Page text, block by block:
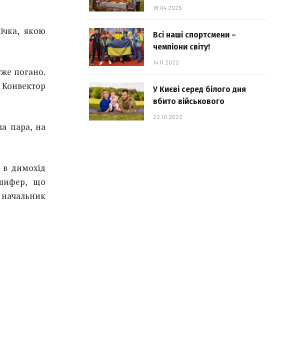
якою
погано.
пара, на
димохід
що
18.04.2025
Всі наші спортсмени –
чемпіони світу!
14.11.2022
У Києві серед білого дня
вбито військового
22.10.2022